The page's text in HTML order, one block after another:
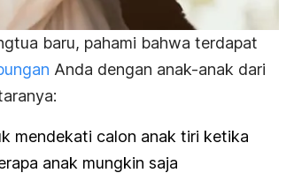
baru, pahami bahwa terdapat
Anda dengan anak-anak dari
mendekati calon anak tiri ketika
anak mungkin saja